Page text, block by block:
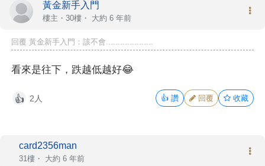
黃金新手入門
樓主 ・30樓・ 大約 6 年前
回覆 黃金新手入門：該不會....................
看來是往下，跌越低越好😂
👍 2人 👍 讚 回覆 收藏
card2356man
31樓・ 大約 6 年前